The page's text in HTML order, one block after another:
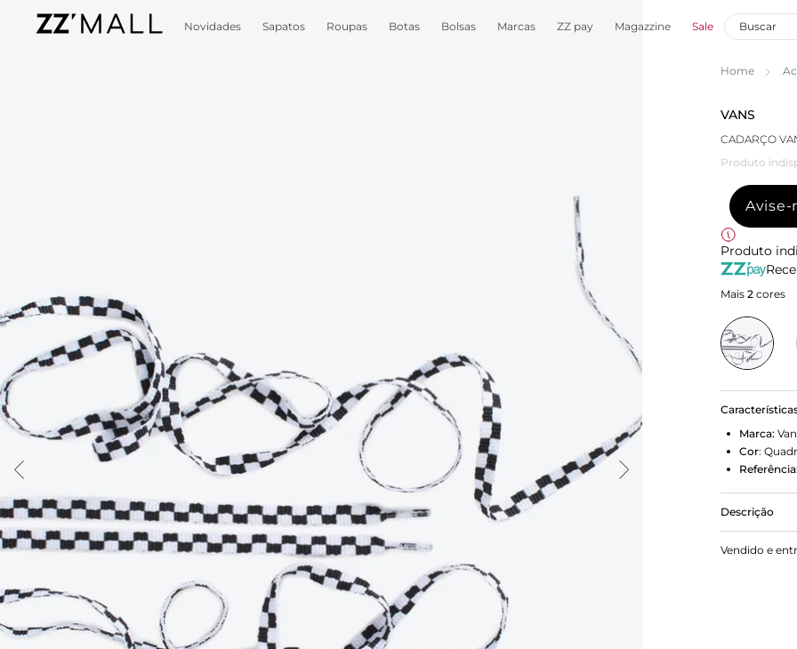
Novidades Sapatos Roupas Botas Bolsas Marcas ZZ pay Magazzine Sale
Home
VANS
CADARÇO
Produto
Avise-
Produto
Mais 2 cores
Marca:
Cor:
Referência:
Descrição
O Cadarço
acessório
Vendido e